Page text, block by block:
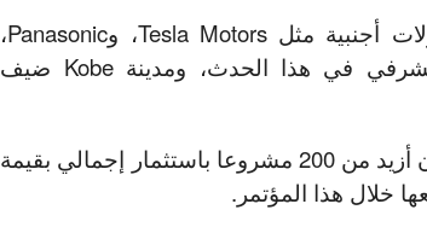
Tianjin Port (Group) Co Ltd، ومقاولات أجنبية مثل Tesla Motors، وPanasonic،
بالإضافة إلى رواق سنغافورة، بلد الشرفي في هذا الحدث، ومدينة Kobe ضيف
وحسب البلاغ ، فإن الاحصاءات تظهر أن أزيد من 200 مشروعا باستثمار إجمالي بقيمة